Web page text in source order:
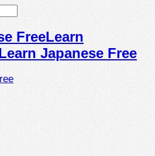
Learn
Japanese Free